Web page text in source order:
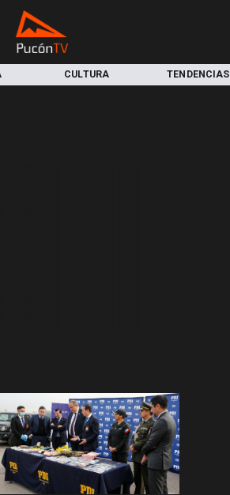
CULTURA TENDENCIAS